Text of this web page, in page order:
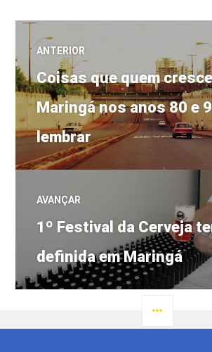
Navegação
de
Post
ANTERIOR
Post
anterior:
Coisas que quem
Maringá nos anos 80 e
lembrar
AVANÇAR
Próximo
post:
1º Festival da Cerveja
definida em Maringá